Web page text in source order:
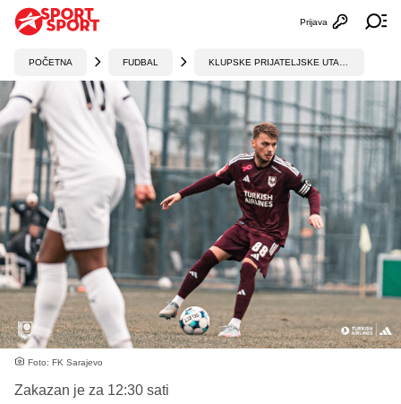
Otvori
Prijava
POČETNA FUDBAL
Foto: FK Sarajevo
Zakazan je za 12:30 sati